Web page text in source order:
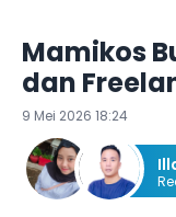
Mamikos
dan
9 Mei 2026 18:24